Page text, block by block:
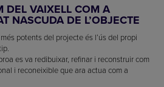
DEL VAIXELL COM A
NASCUDA DE L’OBJECTE
potents del projecte és l’ús del propi
es va redibuixar, refinar i reconstruir com
i reconeixible que ara actua com a